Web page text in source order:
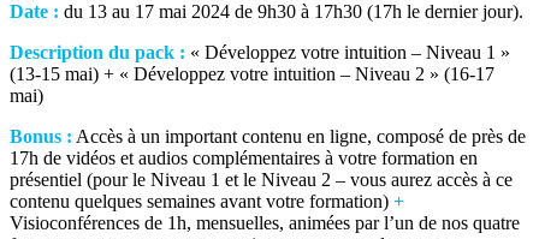
Date : du 13 au 17 mai 2024 de 9h30 à 17h30 (17h le dernier jour).
Description du pack : « Développez votre intuition – Niveau 1 »
(13-15 mai) + « Développez votre intuition – Niveau 2 » (16-17
mai)
Bonus : Accès à un important contenu en ligne, composé de près de
17h de vidéos et audios complémentaires à votre formation en
présentiel (pour le Niveau 1 et le Niveau 2 – vous aurez accès à ce
contenu quelques semaines avant votre formation) +
Visioconférences de 1h, mensuelles, animées par l’un de nos quatre